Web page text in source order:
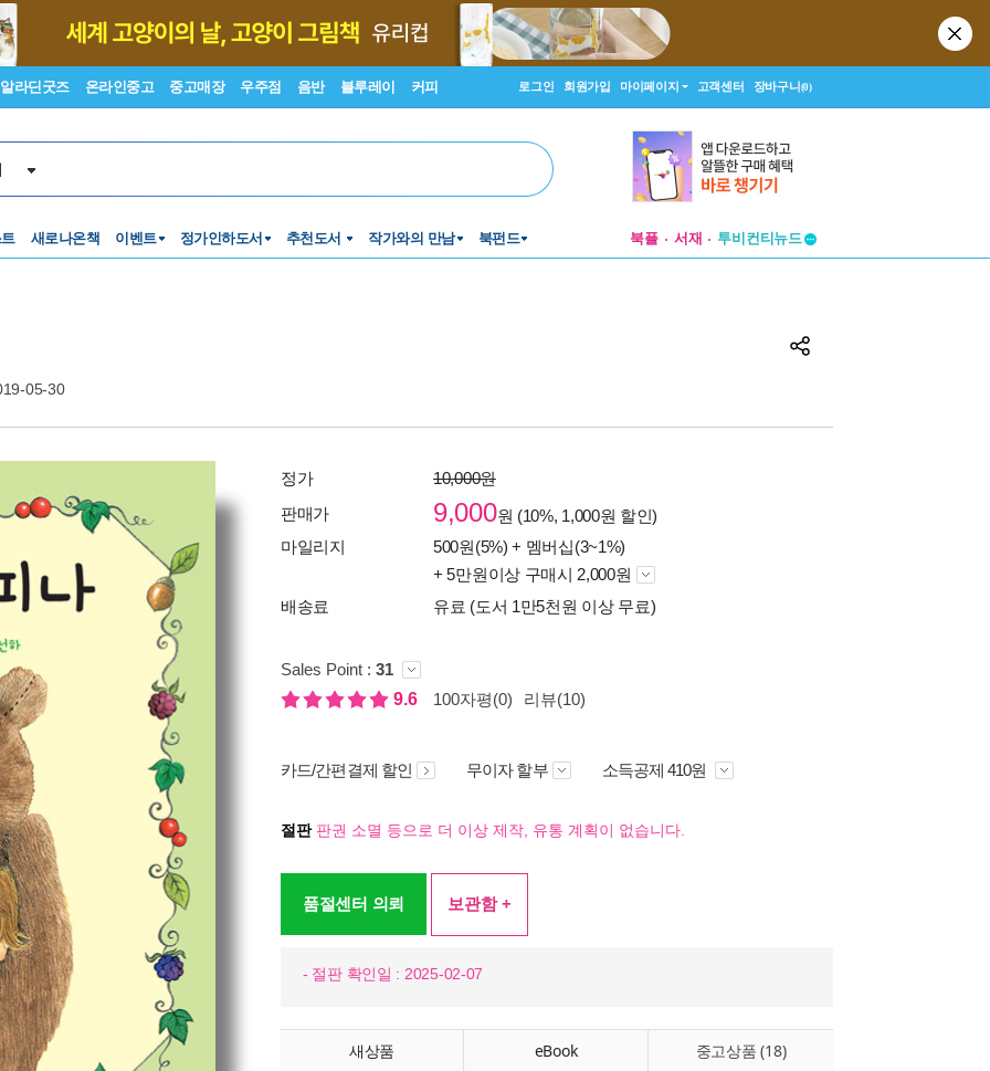
알라딘굿즈 온라인중고 중고매장 우주점 음반 블루레이 커피 로그인 회원가입 마이페이지 고객센터 장바구니(0)
새로나온책 이벤트 정가인하도서 추천도서 작가와의 만남 북펀드 북플 서재
투비컨티뉴드
05-30
정가
10,000원
판매가
9,000원 (10%, 1,000원 할인)
마일리지
500원(5%) + 멤버십(3~1%)
+ 5만원이상 구매시 2,000원
배송료
유료 (도서 1만5천원 이상 무료)
Sales Point : 31
9.6
100자평(0) 리뷰(10)
카드/간편결제 할인 무이자 할부 소득공제 410원
절판판권 소멸 등으로 더 이상 제작, 유통 계획이 없습니다.
품절센터 의뢰 보관함 +
- 절판 확인일 : 2025-02-07
새상품 eBook 중고상품 (18)